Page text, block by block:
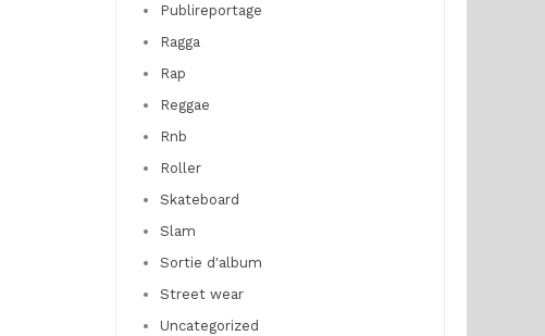
Publireportage
Ragga
Rap
Reggae
Rnb
Roller
Skateboard
Slam
Sortie d'album
Street wear
Uncategorized